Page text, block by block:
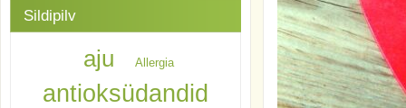
Sildipilv
aju Allergia
antioksüdandid